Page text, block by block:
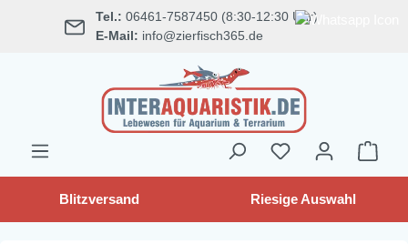
springen Tel.: 06461-7587450 (8:30-12:30 Uhr)
E-Mail: info@zierfisch365.de
Blitzversand Riesige Auswahl